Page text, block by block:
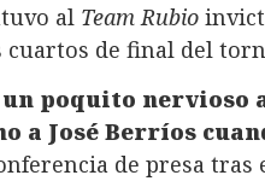
al Team Rubio
cuartos de final del
un poquito
a José Berríos
de presa